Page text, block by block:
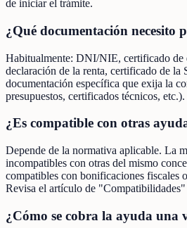
de iniciar el trámite.
¿Qué documentación necesito
Habitualmente: DNI/NIE, certificado de
declaración de la renta, certificado de la
documentación específica que exija la
presupuestos, certificados técnicos, etc.).
¿Es compatible con otras
Depende de la normativa aplicable. La
incompatibles con otras del mismo
compatibles con bonificaciones fiscales
Revisa el artículo de
¿Cómo se cobra la ayuda una